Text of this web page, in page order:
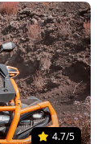
4.7/5